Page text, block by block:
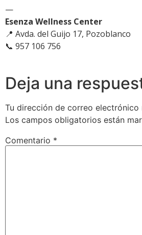
—
Esenza Wellness Center
📍 Avda. del Guijo 17, Pozoblanco
📞 957 106 756
Deja una
Tu dirección de correo electrónico
Los campos obligatorios están
Comentario *